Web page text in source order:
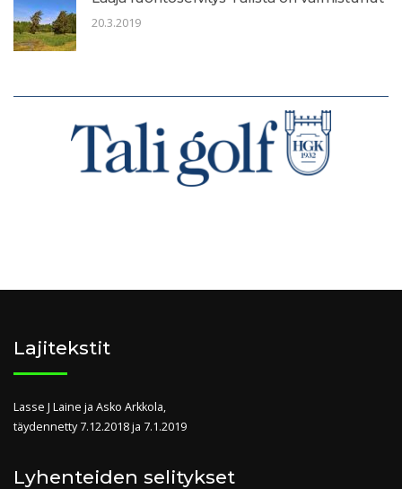
20.3.2019
Lajitekstit
Lasse J Laine ja Asko Arkkola,
täydennetty 7.12.2018 ja 7.1.2019
Lyhenteiden selitykset